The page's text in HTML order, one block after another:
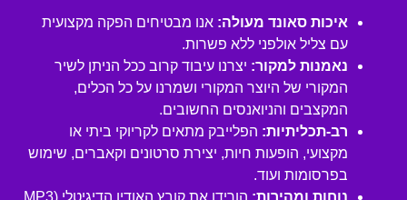
איכות סאונד מעולה: אנו מבטיחים הפקה מקצועית
עם צליל אולפני ללא פשרות.
נאמנות למקור: יצרנו עיבוד קרוב ככל הניתן לשיר
המקורי של היוצר המקורי ושמרנו על כל הכלים,
המקצבים והניואנסים החשובים.
רב-תכליתיות: הפלייבק מתאים לקריוקי ביתי או
מקצועי, הופעות חיות, יצירת סרטונים וקאברים, שימוש
בפרסומות ועוד.